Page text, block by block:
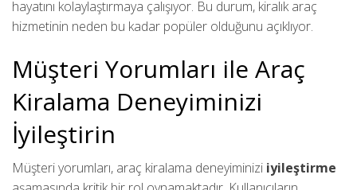
hayatını kolaylaştırmaya çalışıyor. Bu durum, kiralık araç
hizmetinin neden bu kadar popüler olduğunu açıklıyor.
Müşteri Yorumları ile Araç
Kiralama Deneyiminizi
İyileştirin
Müşteri yorumları, araç kiralama deneyiminizi iyileştirme